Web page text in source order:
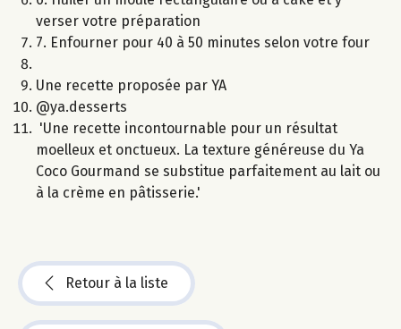
verser votre préparation
7. Enfourner pour 40 à 50 minutes selon votre four
Une recette proposée par YA
@ya.desserts
'Une recette incontournable pour un résultat
moelleux et onctueux. La texture généreuse du Ya
Coco Gourmand se substitue parfaitement au lait ou
à la crème en pâtisserie.'
Retour à la liste